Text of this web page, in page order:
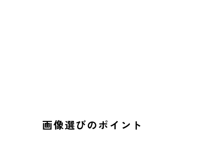
画像選びのポイント